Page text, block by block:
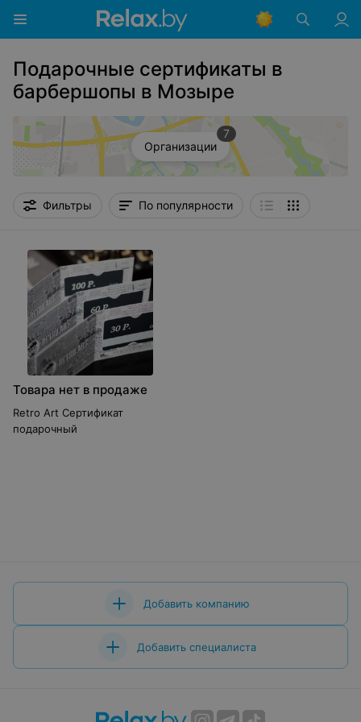
Подарочные сертификаты в
барбершопы в Мозыре
Организации
7
Фильтры По популярности
Товара нет в продаже
Retro Art Сертификат
подарочный
Добавить компанию
Добавить специалиста